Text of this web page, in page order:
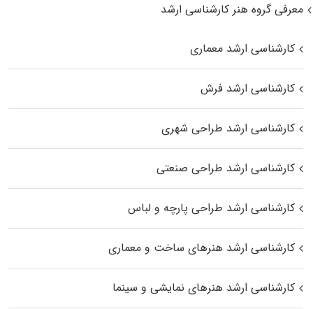
معرفی گروه هنر کارشناسی ارشد
کارشناسی ارشد معماری
کارشناسی ارشد فرش
کارشناسی ارشد طراحی شهری
کارشناسی ارشد طراحی صنعتی
کارشناسی ارشد طراحی پارچه و لباس
کارشناسی ارشد هنرهای ساخت و معماری
کارشناسی ارشد هنرهای نمایشی و سینما